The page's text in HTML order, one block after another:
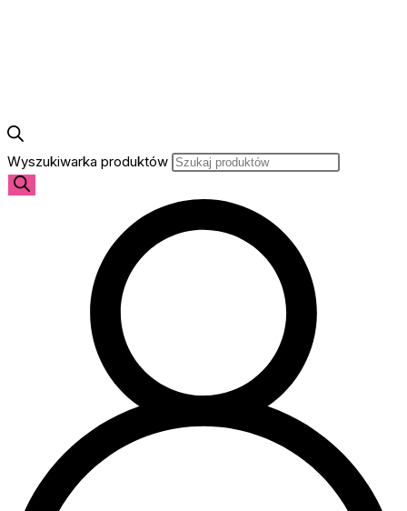
Wyszukiwarka produktów